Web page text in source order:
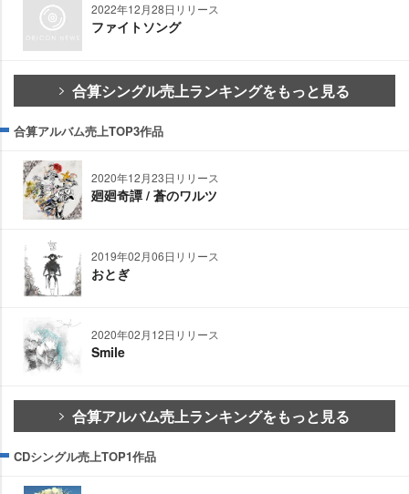
2022年12月28日リリース
ファイトソング
合算シングル売上ランキングをもっと見る
合算アルバム売上TOP3作品
2020年12月23日リリース
廻廻奇譚 / 蒼のワルツ
2019年02月06日リリース
おとぎ
2020年02月12日リリース
Smile
合算アルバム売上ランキングをもっと見る
CDシングル売上TOP1作品